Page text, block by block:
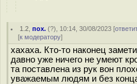
1.2 ,пох. (?), 10:14, 30/08/2023 [
[к модератору]
хахаха. Кто-то наконец
давно уже ничего не умеют
та поставлена из рук вон
уважаемым людям и без